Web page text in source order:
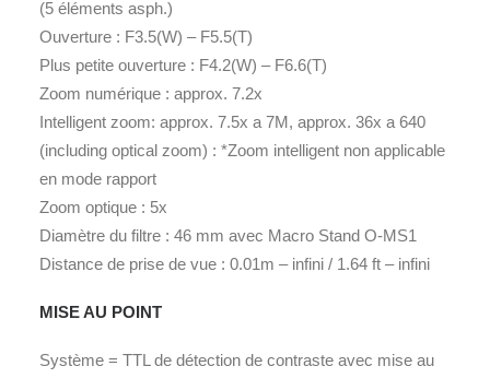
(5 éléments asph.)
Ouverture : F3.5(W) – F5.5(T)
Plus petite ouverture : F4.2(W) – F6.6(T)
Zoom numérique : approx. 7.2x
Intelligent zoom: approx. 7.5x a 7M, approx. 36x a 640
(including optical zoom) : *Zoom intelligent non applicable
en mode rapport
Zoom optique : 5x
Diamètre du filtre : 46 mm avec Macro Stand O-MS1
Distance de prise de vue : 0.01m – infini / 1.64 ft – infini
MISE AU POINT
Système = TTL de détection de contraste avec mise au